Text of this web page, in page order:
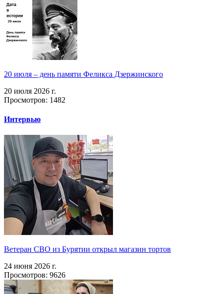
20 июля – день памяти Феликса Дзержинского
20 июля 2026 г.
Просмотров: 1482
Интервью
Ветеран СВО из Бурятии открыл магазин тортов
24 июня 2026 г.
Просмотров: 9626